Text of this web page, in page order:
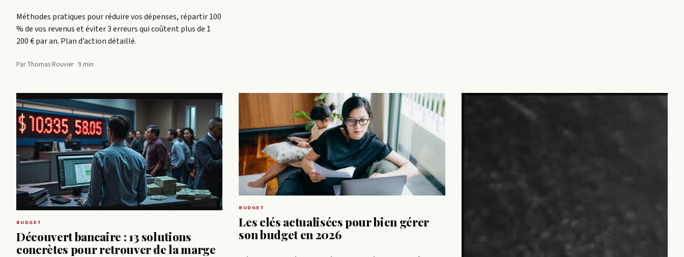
Méthodes pratiques pour réduire vos dépenses, répartir 100
% de vos revenus et éviter 3 erreurs qui coûtent plus de 1
200 € par an. Plan d’action détaillé.
Par Thomas Rouvier · 9 min
BUDGET
Découvert bancaire : 13 solutions
concrètes pour retrouver de la marge
BUDGET
Les clés actualisées pour bien gérer
son budget en 2026